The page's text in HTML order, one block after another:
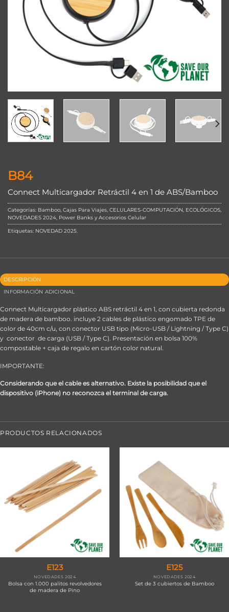
B84
Connect Multicargador Retráctil 4 en 1 de ABS/Bamboo
Categorías: Bamboo Cajas Para Viajes CELULARES-COMPUTACIÓN ECOLÓGICOS
NOVEDADES 2024 Power Banks y Accesorios Celular
Etiquetas: NOVEDAD 2025
DESCRIPCIÓN
INFORMACIÓN ADICIONAL
Connect Multicargador plástico ABS retráctil 4 en 1, con cubierta redonda
de madera de bamboo. incluye 2 cables de plástico engomado TPE de
color de 40cm c/u, con conector USB tipo (Micro-USB / Lightning / Type C)
y conector de carga (USB / Type C). Presentación en bolsa 100%
compostable + caja de regalo en cartón color natural.
IMPORTANTE:
Considerando que el cable es alternativo. Existe la posibilidad que el
dispositivo (iPhone) no reconozca el terminal de carga.
PRODUCTOS RELACIONADOS
E123
NOVEDADES 2024
Bolsa con 1.000 palitos revolvedores
de madera de Pino
E125
NOVEDADES 2024
Set de 3 cubiertos de Bamboo